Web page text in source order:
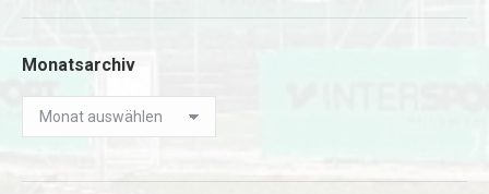
Monatsarchiv
Monatsarchiv